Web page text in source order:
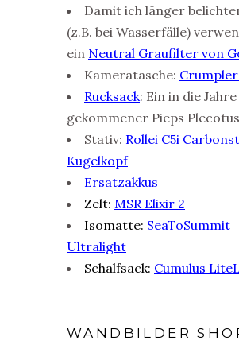
Damit ich länger
(z.B. bei Wasserfälle)
ein Neutral Graufilter von
Kameratasche: Crumpler
Rucksack: Ein in die Jahre
gekommener Pieps
Stativ: Rollei C5i
Kugelkopf
Ersatzakkus
Zelt: MSR Elixir 2
Isomatte: SeaToSummit
Ultralight
Schalfsack: Cumulus
WANDBILDER